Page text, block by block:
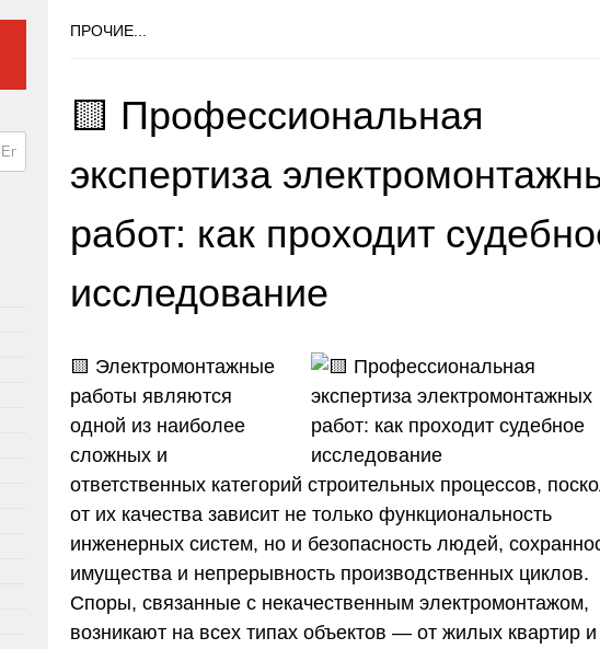
ПРОЧИЕ...
🟨 Профессиональная
экспертиза
работ: как проходит
исследование
🟨 Электромонтажные
работы являются
одной из наиболее
сложных и
ответственных категорий строительных процессов,
от их качества зависит не только функциональность
инженерных систем, но и безопасность людей,
имущества и непрерывность производственных циклов.
Споры, связанные с некачественным электромонтажом,
возникают на всех типах объектов — от жилых квартир и